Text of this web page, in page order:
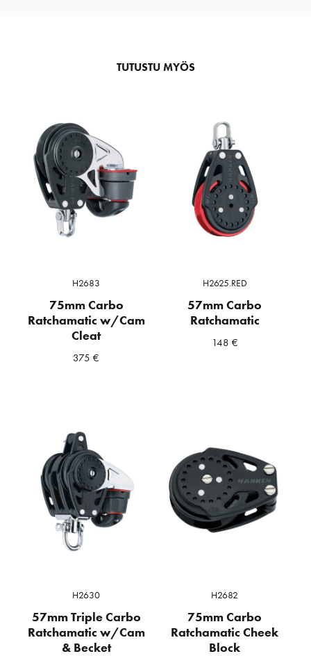
TUTUSTU MYÖS
H2683
75mm Carbo
Ratchamatic w/Cam
Cleat
375€
H2625.RED
57mm Carbo
Ratchamatic
148 €
H2630
57mm Triple Carbo
Ratchamatic w/Cam
& Becket
H2682
75mm Carbo
Ratchamatic Cheek
Block